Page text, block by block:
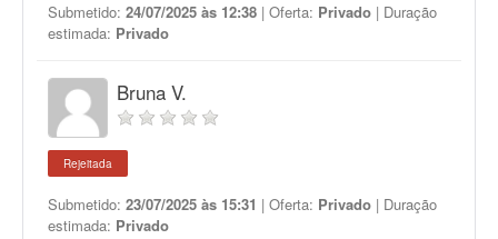
Submetido: 24/07/2025 às 12:38 | Oferta: Privado | Duração
estimada: Privado
Bruna V.
Rejeitada
Submetido: 23/07/2025 às 15:31 | Oferta: Privado | Duração
estimada: Privado